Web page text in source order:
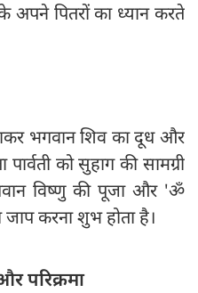
अपने पितरों का ध्यान करते
भगवान शिव का दूध और
को सुहाग की सामग्री
विष्णु की पूजा और 'ॐ
करना शुभ होता है।
परिक्रमा